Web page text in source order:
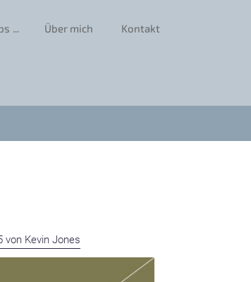
Über mich Kontakt
von Kevin Jones